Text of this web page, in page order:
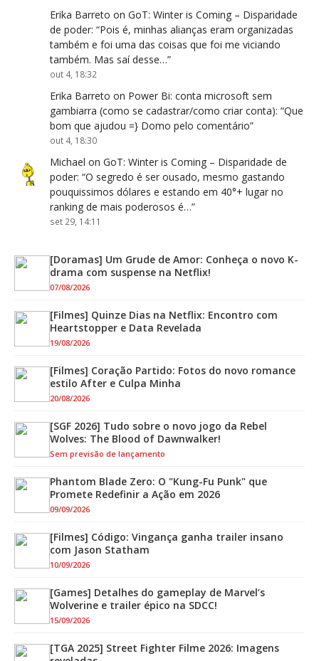
Erika Barreto on GoT: Winter is Coming – Disparidade
de poder: “Pois é, minhas alianças eram organizadas
também e foi uma das coisas que foi me viciando
também. Mas saí desse…”
out 4, 18:32
Erika Barreto on Power Bi: conta microsoft sem
gambiarra (como se cadastrar/como criar conta): “Que
bom que ajudou =} Domo pelo comentário”
out 4, 18:30
Michael on GoT: Winter is Coming – Disparidade de
poder: “O segredo é ser ousado, mesmo gastando
pouquissimos dólares e estando em 40°+ lugar no
ranking de mais poderosos é…”
set 29, 14:11
[Doramas] Um Grude de Amor: Conheça o novo K-
drama com suspense na Netflix!
07/08/2026
[Filmes] Quinze Dias na Netflix: Encontro com
Heartstopper e Data Revelada
19/08/2026
[Filmes] Coração Partido: Fotos do novo romance
estilo After e Culpa Minha
20/08/2026
[SGF 2026] Tudo sobre o novo jogo da Rebel
Wolves: The Blood of Dawnwalker!
Sem previsão de lançamento
Phantom Blade Zero: O "Kung-Fu Punk" que
Promete Redefinir a Ação em 2026
09/09/2026
[Filmes] Código: Vingança ganha trailer insano
com Jason Statham
10/09/2026
[Games] Detalhes do gameplay de Marvel’s
Wolverine e trailer épico na SDCC!
15/09/2026
[TGA 2025] Street Fighter Filme 2026: Imagens